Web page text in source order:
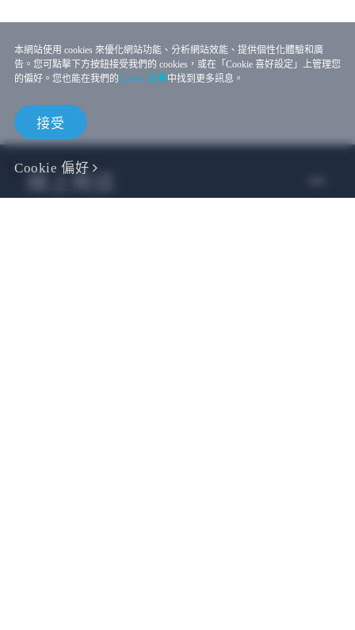
本網站使用 cookies 來優化網站功能、分析網站效能、提供個性化體驗和廣
告。您可點擊下方按鈕接受我們的 cookies，或在「Cookie 喜好設定」上管理您
的偏好。您也能在我們的Cookie 政策中找到更多訊息。
接受
Cookie 偏好